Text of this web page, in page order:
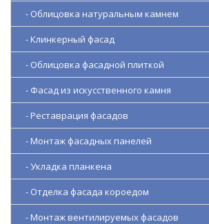
- Облицовка натуральным камнем
- Клинкерный фасад
- Облицовка фасадной плиткой
- Фасад из искусственного камня
- Реставрация фасадов
- Монтаж фасадных панелей
- Укладка планкена
- Отделка фасада короедом
- Монтаж вентилируемых фасадов